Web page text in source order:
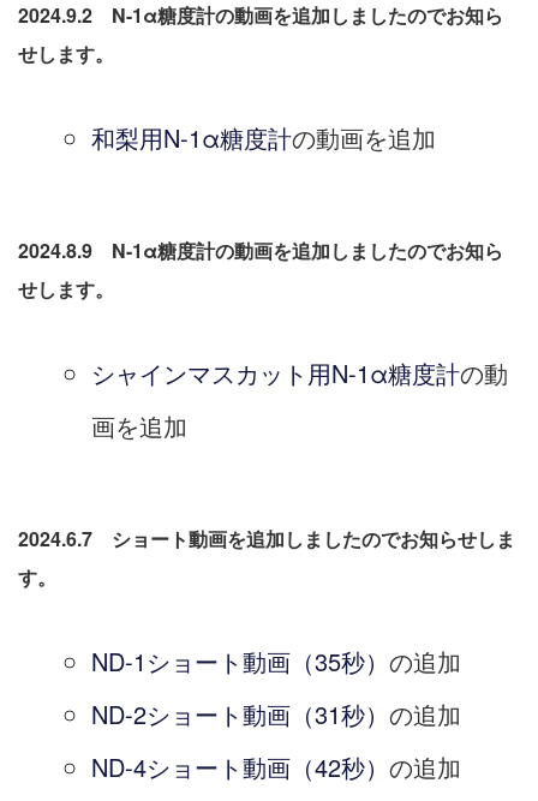
2024.9.2 N-1α糖度計の動画を追加しましたのでお知ら
せします。
和梨用N-1α糖度計の動画を追加
2024.8.9 N-1α糖度計の動画を追加しましたのでお知ら
せします。
シャインマスカット用N-1α糖度計の動
画を追加
2024.6.7 ショート動画を追加しましたのでお知らせしま
す。
ND-1ショート動画（35秒） の追加
ND-2ショート動画（31秒） の追加
ND-4ショート動画（42秒） の追加